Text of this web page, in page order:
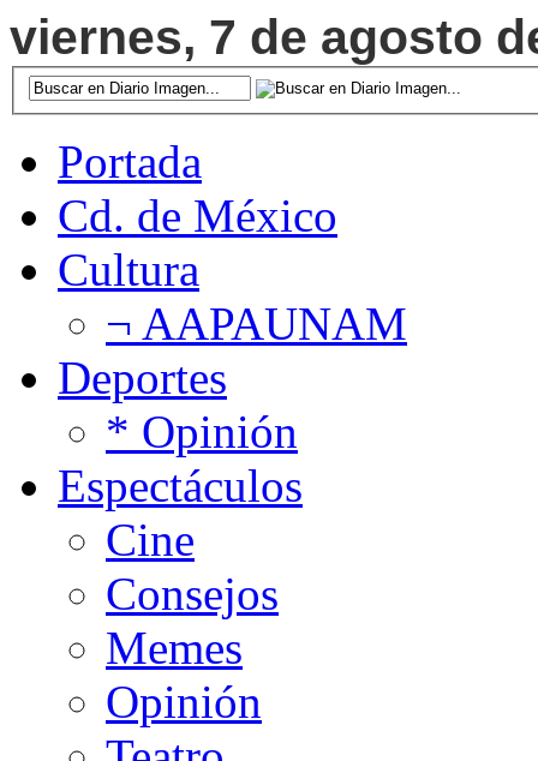
viernes, 7 de agosto
Portada
Cd. de México
Cultura
¬ AAPAUNAM
Deportes
* Opinión
Espectáculos
Cine
Consejos
Memes
Opinión